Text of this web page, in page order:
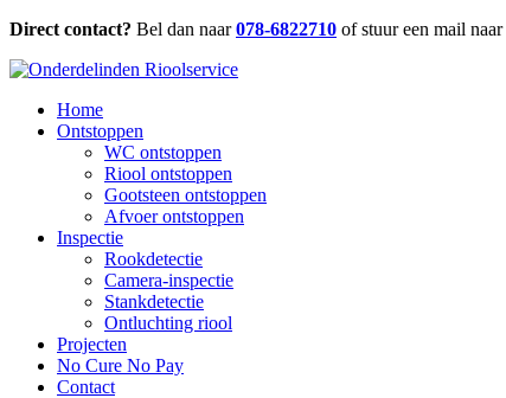
Direct contact? Bel dan naar078-6822710 of stuur een mail naar
Home
Ontstoppen
WC ontstoppen
Riool ontstoppen
Gootsteen ontstoppen
Afvoer ontstoppen
Inspectie
Rookdetectie
Camera-inspectie
Stankdetectie
Ontluchting riool
Projecten
No Cure No Pay
Contact